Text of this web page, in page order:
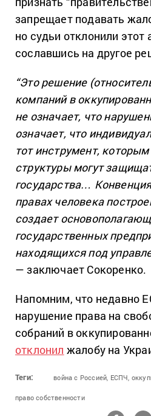
запрещает подавать
но судьи отклонили этот
сославшись на другое
“Это решение
компаний в
не означает, что
означает, что
тот инструмент,
структуры могут
государства…
правах человека
создает
государственных
находящихся под
— заключает Сокоренко.
Напомним, что недавно
нарушение права на
собраний в
отклонил жалобу на
Теги: война с Россией, ЕСПЧ,
право собственности